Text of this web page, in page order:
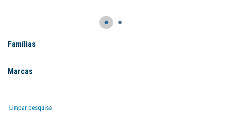
● ●
Famílias
Marcas
Limpar pesquisa